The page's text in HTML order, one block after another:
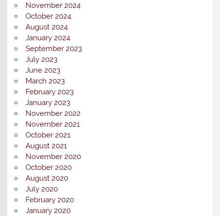
November 2024
October 2024
August 2024
January 2024
September 2023
July 2023
June 2023
March 2023
February 2023
January 2023
November 2022
November 2021
October 2021
August 2021
November 2020
October 2020
August 2020
July 2020
February 2020
January 2020